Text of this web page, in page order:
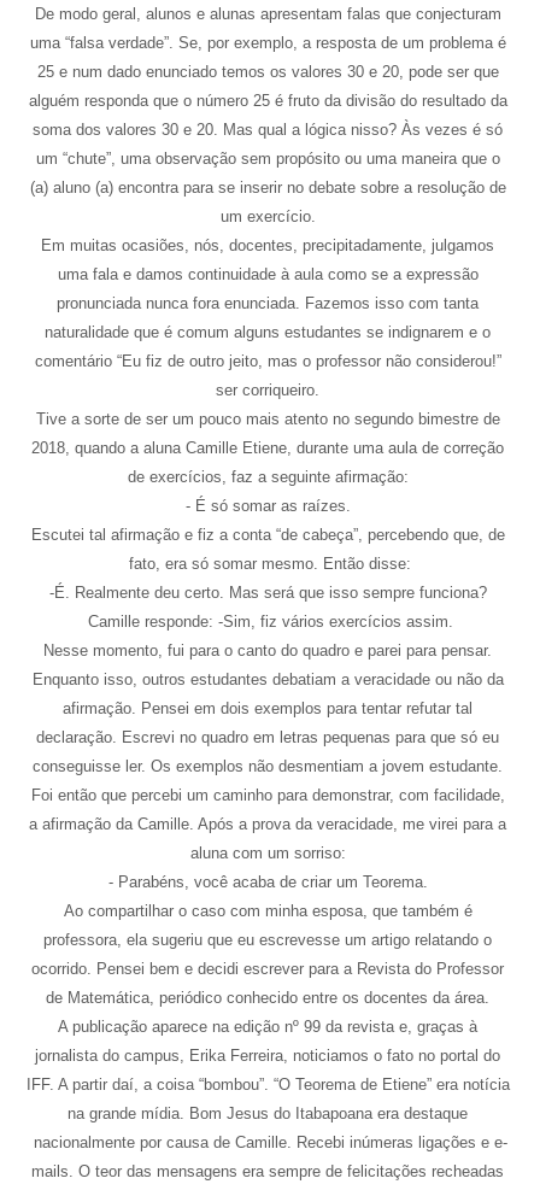
De modo geral, alunos e alunas apresentam falas que conjecturam
uma “falsa verdade”. Se, por exemplo, a resposta de um problema é
25 e num dado enunciado temos os valores 30 e 20, pode ser que
alguém responda que o número 25 é fruto da divisão do resultado da
soma dos valores 30 e 20. Mas qual a lógica nisso? Às vezes é só
um “chute”, uma observação sem propósito ou uma maneira que o
(a) aluno (a) encontra para se inserir no debate sobre a resolução de
um exercício.
Em muitas ocasiões, nós, docentes, precipitadamente, julgamos
uma fala e damos continuidade à aula como se a expressão
pronunciada nunca fora enunciada. Fazemos isso com tanta
naturalidade que é comum alguns estudantes se indignarem e o
comentário “Eu fiz de outro jeito, mas o professor não considerou!”
ser corriqueiro.
Tive a sorte de ser um pouco mais atento no segundo bimestre de
2018, quando a aluna Camille Etiene, durante uma aula de correção
de exercícios, faz a seguinte afirmação:
- É só somar as raízes.
Escutei tal afirmação e fiz a conta “de cabeça”, percebendo que, de
fato, era só somar mesmo. Então disse:
-É. Realmente deu certo. Mas será que isso sempre funciona?
Camille responde: -Sim, fiz vários exercícios assim.
Nesse momento, fui para o canto do quadro e parei para pensar.
Enquanto isso, outros estudantes debatiam a veracidade ou não da
afirmação. Pensei em dois exemplos para tentar refutar tal
declaração. Escrevi no quadro em letras pequenas para que só eu
conseguisse ler. Os exemplos não desmentiam a jovem estudante.
Foi então que percebi um caminho para demonstrar, com facilidade,
a afirmação da Camille. Após a prova da veracidade, me virei para a
aluna com um sorriso:
- Parabéns, você acaba de criar um Teorema.
Ao compartilhar o caso com minha esposa, que também é
professora, ela sugeriu que eu escrevesse um artigo relatando o
ocorrido. Pensei bem e decidi escrever para a Revista do Professor
de Matemática, periódico conhecido entre os docentes da área.
A publicação aparece na edição nº 99 da revista e, graças à
jornalista do campus, Erika Ferreira, noticiamos o fato no portal do
IFF. A partir daí, a coisa “bombou”. “O Teorema de Etiene” era notícia
na grande mídia. Bom Jesus do Itabapoana era destaque
nacionalmente por causa de Camille. Recebi inúmeras ligações e e-
mails. O teor das mensagens era sempre de felicitações recheadas